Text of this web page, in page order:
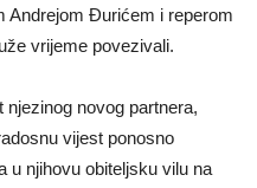
Andrejom Đurićem i reperom
vrijeme povezivali.
njezinog novog partnera,
vijest ponosno
u njihovu obiteljsku vilu na